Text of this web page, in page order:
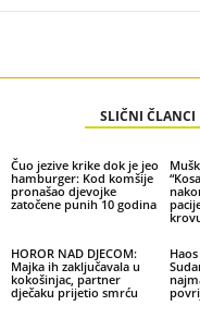
SLIČNI ČLANCI
Čuo jezive krike dok je jeo
hamburger: Kod komšije
pronašao djevojke
zatočene punih 10 godina
HOROR NAD DJECOM:
Majka ih zaključavala u
kokošinjac, partner
dječaku prijetio smrću